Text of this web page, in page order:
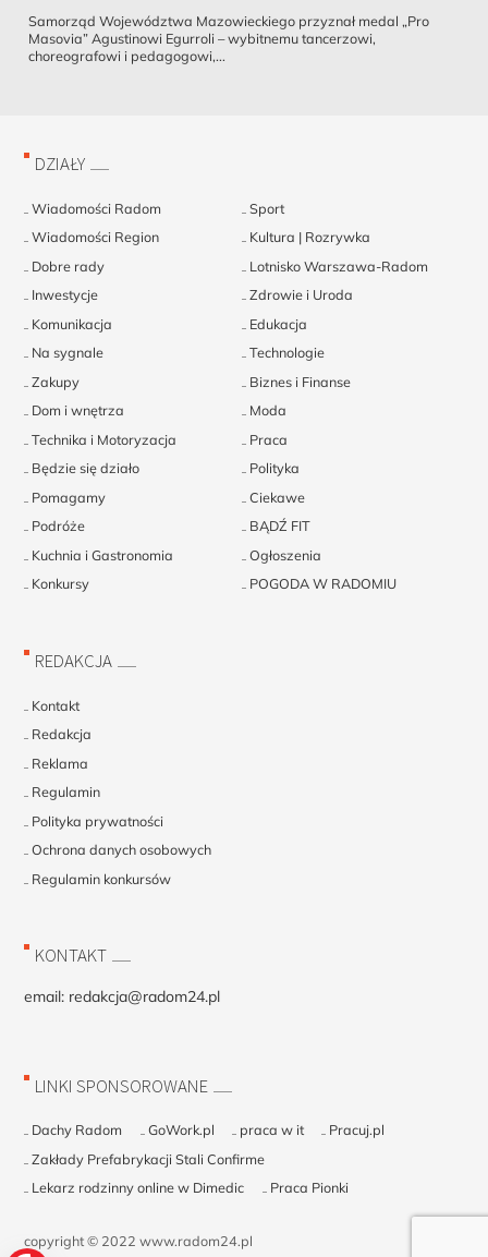
Samorząd Województwa Mazowieckiego przyznał medal „Pro
Masovia” Agustinowi Egurroli – wybitnemu tancerzowi,
choreografowi i pedagogowi,...
DZIAŁY
Wiadomości Radom
Sport
Wiadomości Region
Kultura | Rozrywka
Dobre rady
Lotnisko Warszawa-Radom
Inwestycje
Zdrowie i Uroda
Komunikacja
Edukacja
Na sygnale
Technologie
Zakupy
Biznes i Finanse
Dom i wnętrza
Moda
Technika i Motoryzacja
Praca
Będzie się działo
Polityka
Pomagamy
Ciekawe
Podróże
BĄDŹ FIT
Kuchnia i Gastronomia
Ogłoszenia
Konkursy
POGODA W RADOMIU
REDAKCJA
Kontakt
Redakcja
Reklama
Regulamin
Polityka prywatności
Ochrona danych osobowych
Regulamin konkursów
KONTAKT
email: redakcja@radom24.pl
LINKI SPONSOROWANE
Dachy Radom GoWork.pl praca w it
Pracuj.pl
Zakłady Prefabrykacji Stali Confirme
Lekarz rodzinny online w Dimedic
Praca Pionki
copyright © 2022 www.radom24.pl